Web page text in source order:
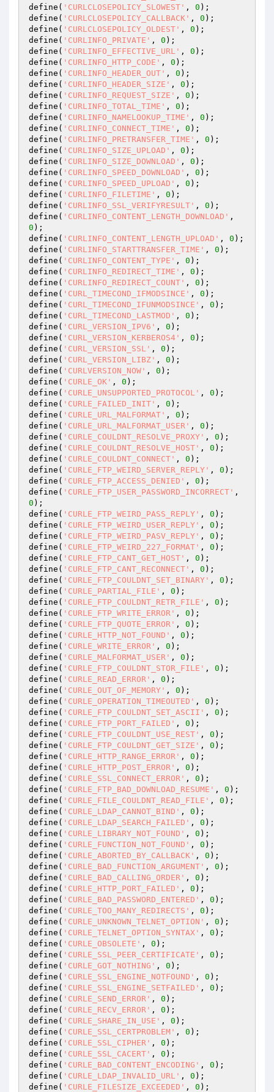
define( 'CURLCLOSEPOLICY_SLOWEST' , 0 );
define( 'CURLCLOSEPOLICY_CALLBACK' , 0 );
define( 'CURLCLOSEPOLICY_OLDEST' , 0 );
define( 'CURLINFO_PRIVATE' , 0 );
define( 'CURLINFO_EFFECTIVE_URL' , 0 );
define( 'CURLINFO_HTTP_CODE' , 0 );
define( 'CURLINFO_HEADER_OUT' , 0 );
define( 'CURLINFO_HEADER_SIZE' , 0 );
define( 'CURLINFO_REQUEST_SIZE' , 0 );
define( 'CURLINFO_TOTAL_TIME' , 0 );
define( 'CURLINFO_NAMELOOKUP_TIME' , 0 );
define( 'CURLINFO_CONNECT_TIME' , 0 );
define( 'CURLINFO_PRETRANSFER_TIME' , 0 );
define( 'CURLINFO_SIZE_UPLOAD' , 0 );
define( 'CURLINFO_SIZE_DOWNLOAD' , 0 );
define( 'CURLINFO_SPEED_DOWNLOAD' , 0 );
define( 'CURLINFO_SPEED_UPLOAD' , 0 );
define( 'CURLINFO_FILETIME' , 0 );
define( 'CURLINFO_SSL_VERIFYRESULT' , 0 );
define( 'CURLINFO_CONTENT_LENGTH_DOWNLOAD'
0 );
define( 'CURLINFO_CONTENT_LENGTH_UPLOAD' , 0 );
define( 'CURLINFO_STARTTRANSFER_TIME' , 0 );
define( 'CURLINFO_CONTENT_TYPE' , 0 );
define( 'CURLINFO_REDIRECT_TIME' , 0 );
define( 'CURLINFO_REDIRECT_COUNT' , 0 );
define( 'CURL_TIMECOND_IFMODSINCE' , 0 );
define( 'CURL_TIMECOND_IFUNMODSINCE' , 0 );
define( 'CURL_TIMECOND_LASTMOD' , 0 );
define( 'CURL_VERSION_IPV6' , 0 );
define( 'CURL_VERSION_KERBEROS4' , 0 );
define( 'CURL_VERSION_SSL' , 0 );
define( 'CURL_VERSION_LIBZ' , 0 );
define( 'CURLVERSION_NOW' , 0 );
define( 'CURLE_OK' , 0 );
define( 'CURLE_UNSUPPORTED_PROTOCOL' , 0 );
define( 'CURLE_FAILED_INIT' , 0 );
define( 'CURLE_URL_MALFORMAT' , 0 );
define( 'CURLE_URL_MALFORMAT_USER' , 0 );
define( 'CURLE_COULDNT_RESOLVE_PROXY' , 0 );
define( 'CURLE_COULDNT_RESOLVE_HOST' , 0 );
define( 'CURLE_COULDNT_CONNECT' , 0 );
define( 'CURLE_FTP_WEIRD_SERVER_REPLY' , 0 );
define( 'CURLE_FTP_ACCESS_DENIED' , 0 );
define( 'CURLE_FTP_USER_PASSWORD_INCORRECT'
0 );
define( 'CURLE_FTP_WEIRD_PASS_REPLY' , 0 );
define( 'CURLE_FTP_WEIRD_USER_REPLY' , 0 );
define( 'CURLE_FTP_WEIRD_PASV_REPLY' , 0 );
define( 'CURLE_FTP_WEIRD_227_FORMAT' , 0 );
define( 'CURLE_FTP_CANT_GET_HOST' , 0 );
define( 'CURLE_FTP_CANT_RECONNECT' , 0 );
define( 'CURLE_FTP_COULDNT_SET_BINARY' , 0 );
define( 'CURLE_PARTIAL_FILE' , 0 );
define( 'CURLE_FTP_COULDNT_RETR_FILE' , 0 );
define( 'CURLE_FTP_WRITE_ERROR' , 0 );
define( 'CURLE_FTP_QUOTE_ERROR' , 0 );
define( 'CURLE_HTTP_NOT_FOUND' , 0 );
define( 'CURLE_WRITE_ERROR' , 0 );
define( 'CURLE_MALFORMAT_USER' , 0 );
define( 'CURLE_FTP_COULDNT_STOR_FILE' , 0 );
define( 'CURLE_READ_ERROR' , 0 );
define( 'CURLE_OUT_OF_MEMORY' , 0 );
define( 'CURLE_OPERATION_TIMEOUTED' , 0 );
define( 'CURLE_FTP_COULDNT_SET_ASCII' , 0 );
define( 'CURLE_FTP_PORT_FAILED' , 0 );
define( 'CURLE_FTP_COULDNT_USE_REST' , 0 );
define( 'CURLE_FTP_COULDNT_GET_SIZE' , 0 );
define( 'CURLE_HTTP_RANGE_ERROR' , 0 );
define( 'CURLE_HTTP_POST_ERROR' , 0 );
define( 'CURLE_SSL_CONNECT_ERROR' , 0 );
define( 'CURLE_FTP_BAD_DOWNLOAD_RESUME' , 0 );
define( 'CURLE_FILE_COULDNT_READ_FILE' , 0 );
define( 'CURLE_LDAP_CANNOT_BIND' , 0 );
define( 'CURLE_LDAP_SEARCH_FAILED' , 0 );
define( 'CURLE_LIBRARY_NOT_FOUND' , 0 );
define( 'CURLE_FUNCTION_NOT_FOUND' , 0 );
define( 'CURLE_ABORTED_BY_CALLBACK' , 0 );
define( 'CURLE_BAD_FUNCTION_ARGUMENT' , 0 );
define( 'CURLE_BAD_CALLING_ORDER' , 0 );
define( 'CURLE_HTTP_PORT_FAILED' , 0 );
define( 'CURLE_BAD_PASSWORD_ENTERED' , 0 );
define( 'CURLE_TOO_MANY_REDIRECTS' , 0 );
define( 'CURLE_UNKNOWN_TELNET_OPTION' , 0 );
define( 'CURLE_TELNET_OPTION_SYNTAX' , 0 );
define( 'CURLE_OBSOLETE' , 0 );
define( 'CURLE_SSL_PEER_CERTIFICATE' , 0 );
define( 'CURLE_GOT_NOTHING' , 0 );
define( 'CURLE_SSL_ENGINE_NOTFOUND' , 0 );
define( 'CURLE_SSL_ENGINE_SETFAILED' , 0 );
define( 'CURLE_SEND_ERROR' , 0 );
define( 'CURLE_RECV_ERROR' , 0 );
define( 'CURLE_SHARE_IN_USE' , 0 );
define( 'CURLE_SSL_CERTPROBLEM' , 0 );
define( 'CURLE_SSL_CIPHER' , 0 );
define( 'CURLE_SSL_CACERT' , 0 );
define( 'CURLE_BAD_CONTENT_ENCODING' , 0 );
define( 'CURLE_LDAP_INVALID_URL' , 0 );
define( 'CURLE_FILESIZE_EXCEEDED' , 0 );